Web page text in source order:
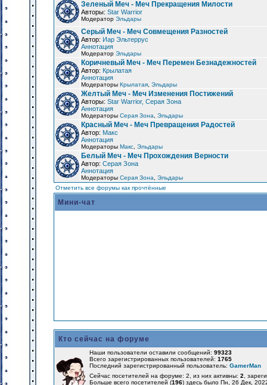
Зеленый Меч - Меч Прекращения Милости
Авторы: Star Warrior
Модератор Эльдары
Серый Меч - Меч Совмещения Разностей
Автор: Иар Эльтеррус
Аннотация
Модератор Эльдары
Коричневый Меч - Меч Перемен Безнадежностей
Автор: Крылатая
Аннотация
Модераторы Крылатая Эльдары
Желтый Меч - Меч Изменения Постижений
Авторы: Star Warrior, Серая Зона
Аннотация
Модераторы Серая Зона Эльдары
Красный Меч - Меч Превращения Радостей
Автор: Макс
Аннотация
Модераторы Макс Эльдары
Белый Меч - Меч Прохождения Верности
Автор: Серая Зона
Аннотация
Модераторы Серая Зона
Эльдары
Отметить все форумы как прочтённые
Мини-чат
Кто сейчас на форуме
Наши пользователи оставили сообщений: 99323
Всего зарегистрированных пользователей: 1765
Последний зарегистрированный пользователь: GamerMan
Сейчас посетителей на форуме: 2, из них активны: 2 ,
Больше всего посетителей (196) здесь было Пн, 26 Дек,